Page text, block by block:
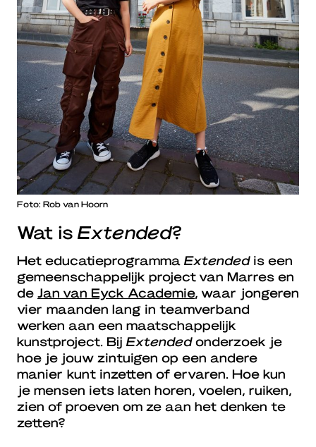
Foto: Rob van Hoorn
Wat isExtended?
Het educatieprogramma Extendedis een
gemeenschappelijk project van Marres en
de Jan van Eyck Academie, waar jongeren
vier maanden lang in teamverband
werken aan een maatschappelijk
kunstproject. Bij Extendedonderzoek je
hoe je jouw zintuigen op een andere
manier kunt inzetten of ervaren. Hoe kun
je mensen iets laten horen, voelen, ruiken,
zien of proeven om ze aan het denken te
zetten?